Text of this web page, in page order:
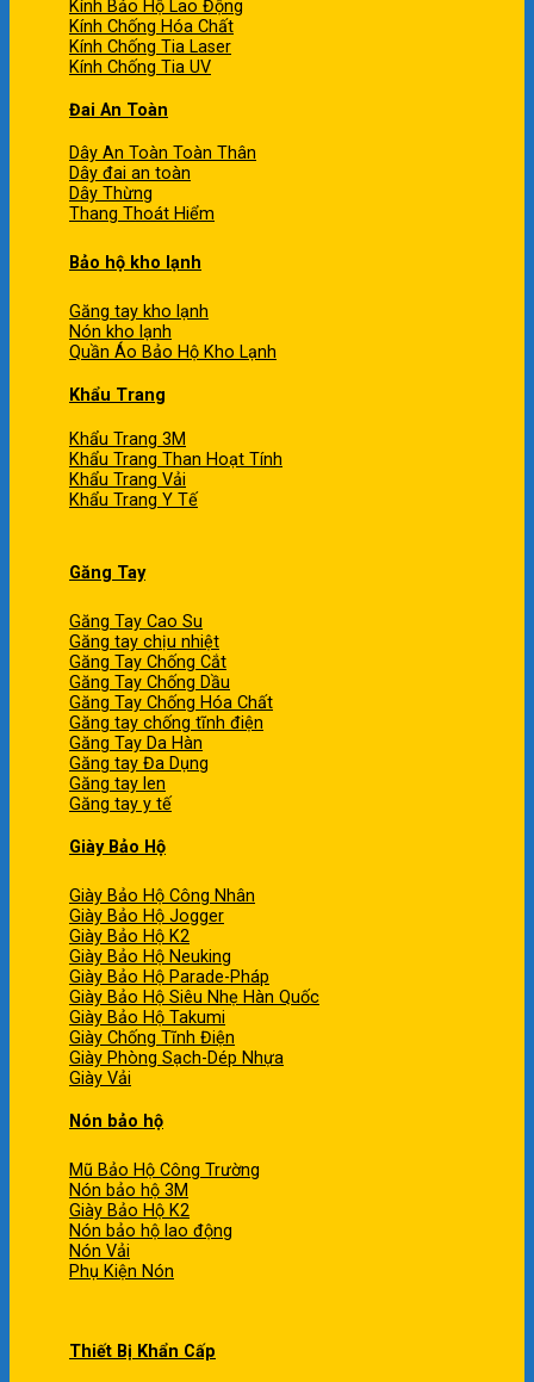
Kính Bảo Hộ Lao Động
Kính Chống Hóa Chất
Kính Chống Tia Laser
Kính Chống Tia UV
Đai An Toàn
Dây An Toàn Toàn Thân
Dây đai an toàn
Dây Thừng
Thang Thoát Hiểm
Bảo hộ kho lạnh
Găng tay kho lạnh
Nón kho lạnh
Quần Áo Bảo Hộ Kho Lạnh
Khẩu Trang
Khẩu Trang 3M
Khẩu Trang Than Hoạt Tính
Khẩu Trang Vải
Khẩu Trang Y Tế
Găng Tay
Găng Tay Cao Su
Găng tay chịu nhiệt
Găng Tay Chống Cắt
Găng Tay Chống Dầu
Găng Tay Chống Hóa Chất
Găng tay chống tĩnh điện
Găng Tay Da Hàn
Găng tay Đa Dụng
Găng tay len
Găng tay y tế
Giày Bảo Hộ
Giày Bảo Hộ Công Nhân
Giày Bảo Hộ Jogger
Giày Bảo Hộ K2
Giày Bảo Hộ Neuking
Giày Bảo Hộ Parade-Pháp
Giày Bảo Hộ Siêu Nhẹ Hàn Quốc
Giày Bảo Hộ Takumi
Giày Chống Tĩnh Điện
Giày Phòng Sạch-Dép Nhựa
Giày Vải
Nón bảo hộ
Mũ Bảo Hộ Công Trường
Nón bảo hộ 3M
Giày Bảo Hộ K2
Nón bảo hộ lao động
Nón Vải
Phụ Kiện Nón
Thiết Bị Khẩn Cấp